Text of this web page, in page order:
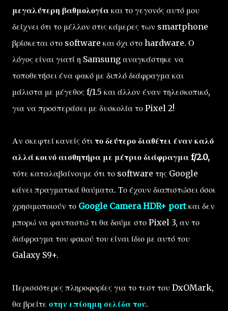
μεγαλύτερη βαθμολογία και το γεγονός αυτό μου
δείχνει ότι το μέλλον στις κάμερες των smartphone
βρίσκεται στο software και όχι στο hardware. Ο
λόγος είναι γιατί η Samsung αναγκάστηκε να
τοποθετήσει ένα φακό με διπλό διάφραγμα και
μάλιστα με μέγεθος f/1.5 και άλλον έναν τηλεσκοπικό,
για να προσπεράσει με δυσκολία το Pixel 2!
Αν σκεφτεί κανείς ότι το δεύτερο διαθέτει έναν καλό
αλλά κοινό αισθητήρα με μέτριο διάφραγμα f/2.0,
τότε καταλαβαίνουμε ότι το software της Google
κάνει πραγματικά θαύματα. Το έχουν διαπιστώσει όσοι
χρησιμοποιούν το Google Camera HDR+ portκαι δεν
μπορώ να φανταστώ τι θα δούμε στο Pixel 3, αν το
διάφραγμα του φακού του είναι ίδιο με αυτό του
Galaxy S9+.
Περισσότερες πληροφορίες για το τεστ του DxOMark,
θα βρείτε στην επίσημη σελίδα του.